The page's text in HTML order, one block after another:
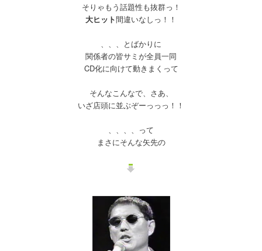
そりゃもう話題性も抜群っ！
大ヒット間違いなしっ！！
、、、とばかりに
関係者の皆サミが全員一同
CD化に向けて動きまくって
そんなこんなで、さあ、
いざ店頭に並ぶぞーっっっ！！
、、、、って
まさにそんな矢先の